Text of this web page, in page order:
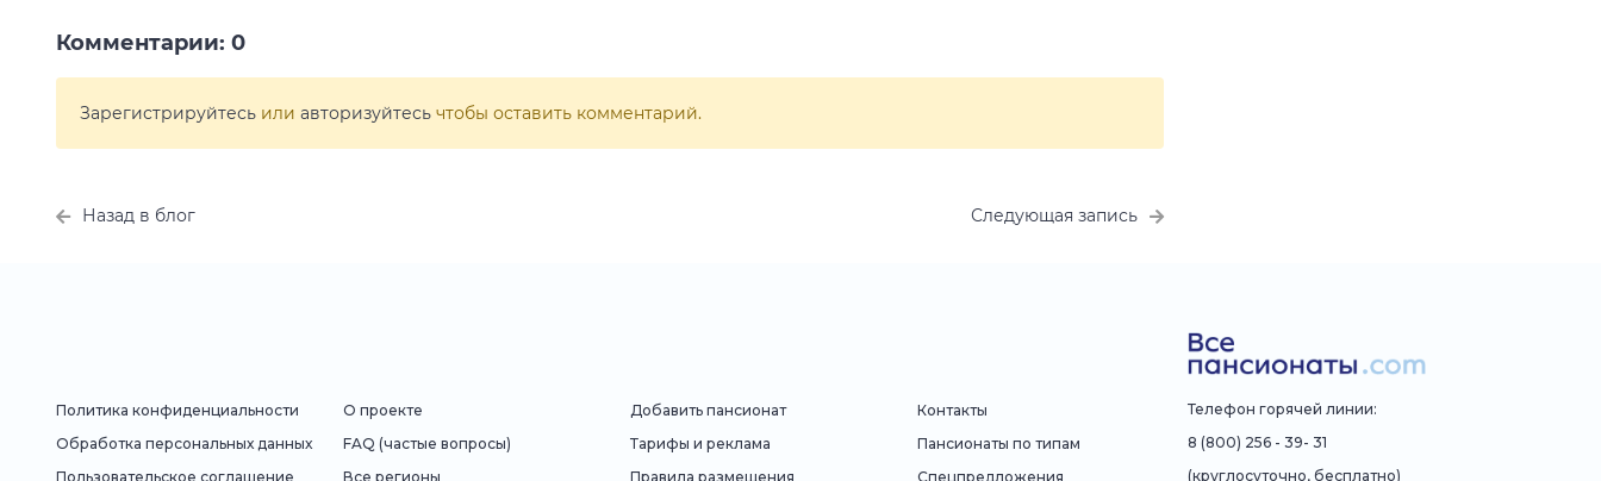
Комментарии: 0
Зарегистрируйтесь или авторизуйтесь чтобы оставить комментарий.
Назад в блог Следующая запись
Политика конфиденциальности
Обработка персональных данных
Пользовательское соглашение
О проекте
FAQ (частые вопросы)
Все регионы
Добавить пансионат
Тарифы и реклама
Правила размещения
Контакты
Пансионаты по типам
Спецпредложения
Телефон горячей линии:
8 (800) 256 - 39- 31
(круглосуточно, бесплатно)